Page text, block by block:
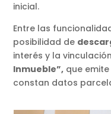
inicial.
Entre las
posibilidad de
interés y la
Inmueble”, que
constan datos